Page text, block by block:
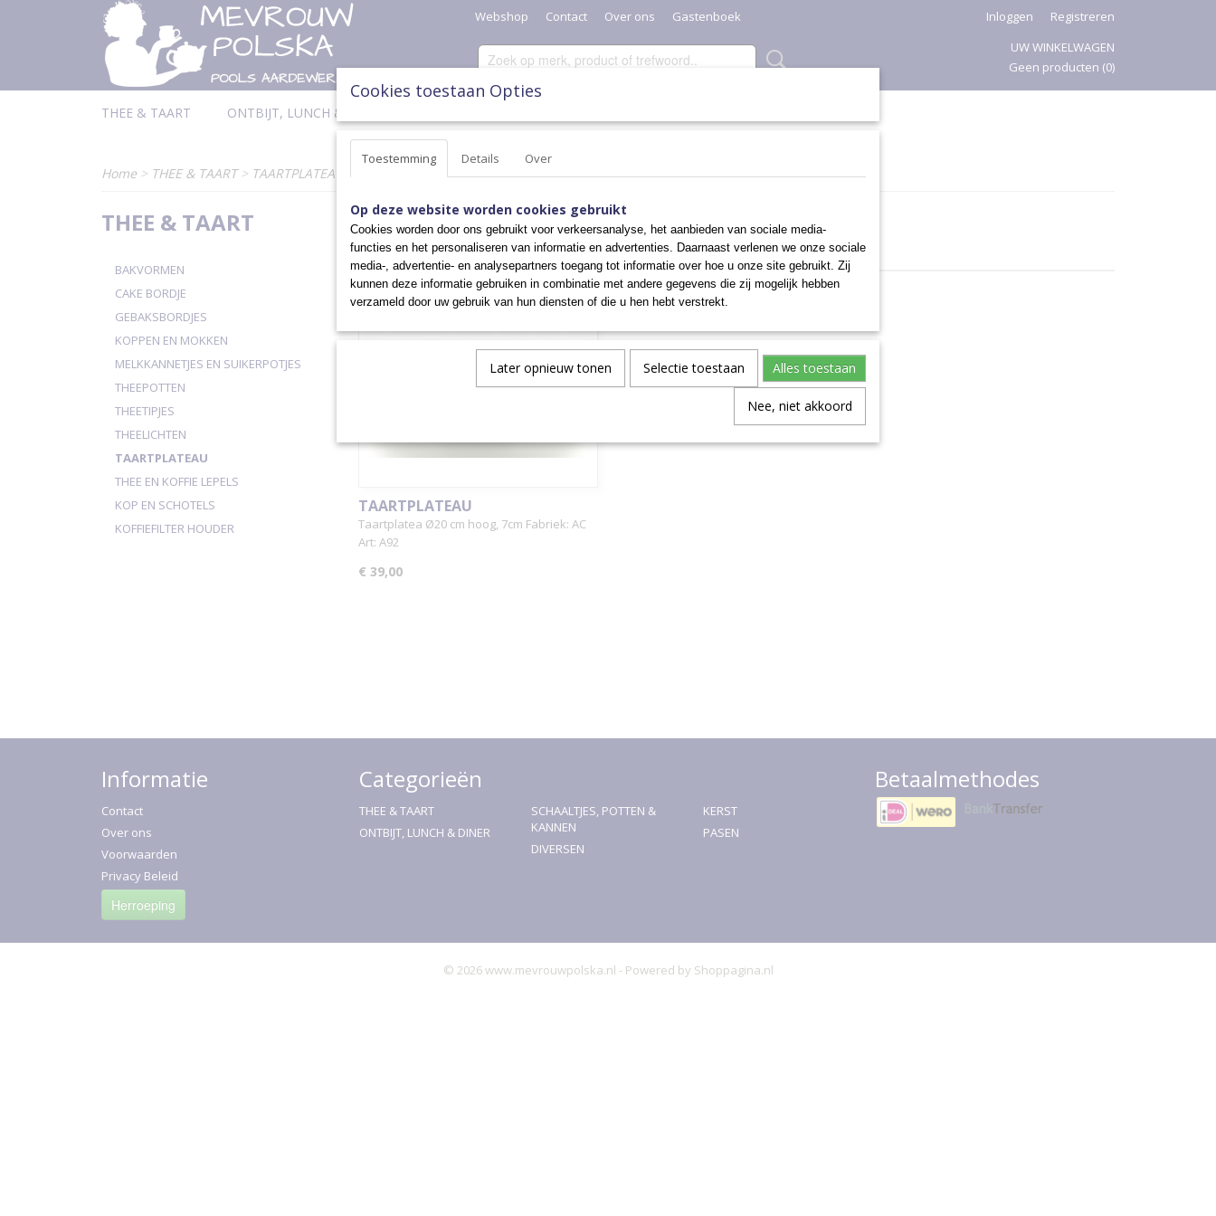
Webshop Contact Over ons Gastenboek Inloggen
Registreren
UW WINKELWAGEN
Geen producten (0)
THEE & TAART ONTBIJT, LUNCH & DINER
Home > THEE & TAART> TAARTPLATEAU
THEE & TAART
BAKVORMEN
CAKE BORDJE
GEBAKSBORDJES
KOPPEN EN MOKKEN
MELKKANNETJES EN SUIKERPOTJES
THEEPOTTEN
THEETIPJES
THEELICHTEN
TAARTPLATEAU
THEE EN KOFFIE LEPELS
KOP EN SCHOTELS
KOFFIEFILTER HOUDER
Sorteer op:
TAARTPLATEAU
Taartplatea Ø20 cm hoog, 7cm Fabriek: AC
Art: A92
€ 39,00
Informatie
Contact
Over ons
Voorwaarden
Privacy Beleid
Herroeping
Categorieën
THEE & TAART
ONTBIJT, LUNCH & DINER
SCHAALTJES, POTTEN &
KANNEN
DIVERSEN
KERST
PASEN
Betaalmethodes
© 2026 www.mevrouwpolska.nl - Powered by Shoppagina.nl
Cookies toestaan Opties
Toestemming Details Over
Op deze website worden cookies gebruikt
Cookies worden door ons gebruikt voor verkeersanalyse, het aanbieden van sociale media-
functies en het personaliseren van informatie en advertenties. Daarnaast verlenen we onze sociale
media-, advertentie- en analysepartners toegang tot informatie over hoe u onze site gebruikt. Zij
kunnen deze informatie gebruiken in combinatie met andere gegevens die zij mogelijk hebben
verzameld door uw gebruik van hun diensten of die u hen hebt verstrekt.
Later opnieuw tonen Selectie toestaan Alles toestaan
Nee, niet akkoord